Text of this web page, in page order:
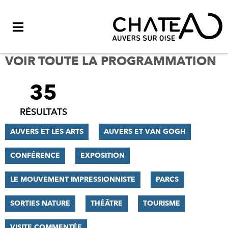
VOIR TOUTE LA PROGRAMMATION
FILTRER
RÉSULTATS
35
RÉSULTATS
AUVERS ET LES ARTS AUVERS ET VAN GOGH
CONFÉRENCE EXPOSITION
LE MOUVEMENT IMPRESSIONNISTE PARCS
SORTIES NATURE THÉÂTRE TOURISME